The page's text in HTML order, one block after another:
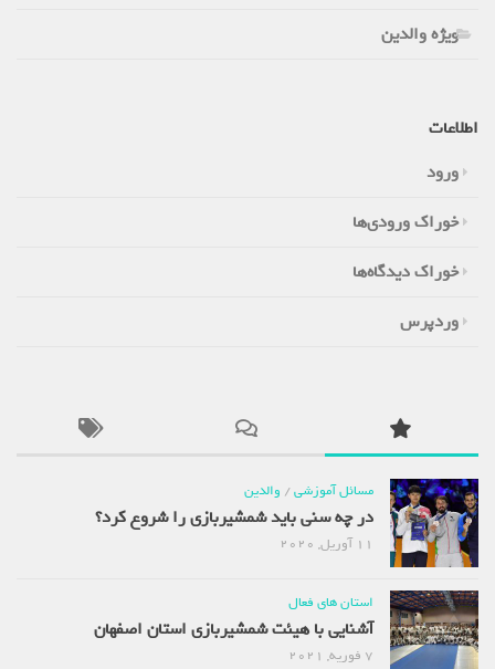
ویژه والدین
اطلاعات
ورود
خوراک ورودی‌ها
خوراک دیدگاه‌ها
وردپرس
مسائل آموزشی/ والدین
در چه سنی باید شمشیربازی را شروع کرد؟
11 آوریل, 2020
استان های فعال
آشنایی با هیئت شمشیربازی استان اصفهان
7 فوریه, 2021